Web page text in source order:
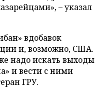
– указал
вдобавок
и, возможно, США.
надо искать выходы
и вести с ними
ГРУ.